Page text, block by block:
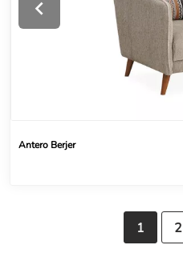
1 2
Antero Berjer